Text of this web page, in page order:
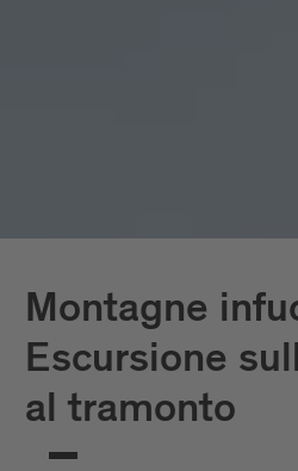
Montagne
Escursione
al tramonto